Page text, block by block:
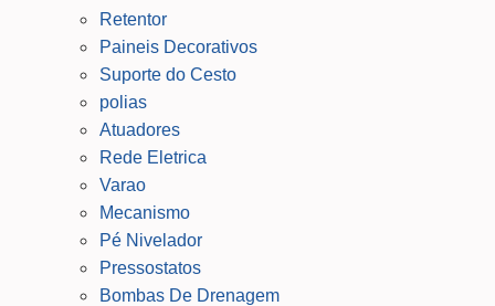
Retentor
Paineis Decorativos
Suporte do Cesto
polias
Atuadores
Rede Eletrica
Varao
Mecanismo
Pé Nivelador
Pressostatos
Bombas De Drenagem